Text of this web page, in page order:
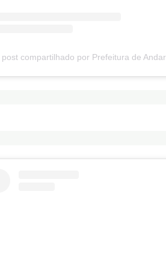
post compartilhado por Prefeitura de